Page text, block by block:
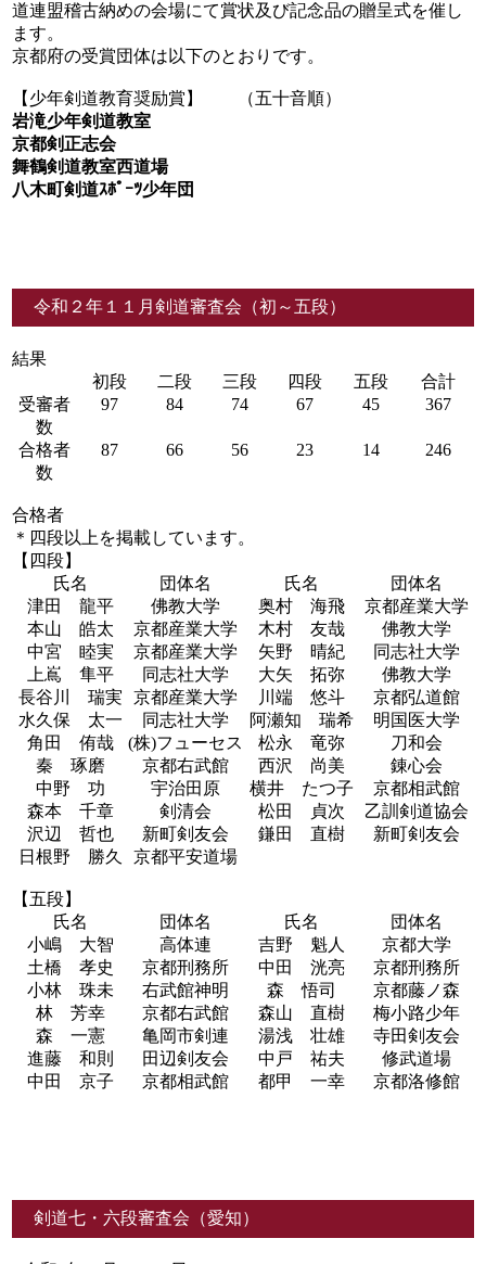
道連盟稽古納めの会場にて賞状及び記念品の贈呈式を催し
ます。
京都府の受賞団体は以下のとおりです。
【少年剣道教育奨励賞】 （五十音順）
岩滝少年剣道教室
京都剣正志会
舞鶴剣道教室西道場
八木町剣道ｽﾎﾟｰﾂ少年団
令和２年１１月剣道審査会（初～五段）
結果
初段
二段 三段 四段 五段
合計
受審者
数
97 84 74 67 45 367
合格者
数
87 66 56 23 14 246
合格者
＊四段以上を掲載しています。
【四段】
氏名
団体名 氏名
団体名
津田 龍平
佛教大学 奥村 海飛
京都産業大学
本山 皓太
京都産業大学 木村 友哉
佛教大学
中宮 睦実
京都産業大学 矢野 晴紀
同志社大学
上嶌 隼平
同志社大学 大矢 拓弥
佛教大学
長谷川 瑞実
京都産業大学 川端 悠斗
京都弘道館
水久保 太一
同志社大学 阿瀬知 瑞希
明国医大学
角田 侑哉
(株)フューセス 松永 竜弥
刀和会
秦 琢磨
京都右武館 西沢 尚美
錬心会
中野 功
宇治田原 横井 たつ子
京都相武館
森本 千章
剣清会 松田 貞次
乙訓剣道協会
沢辺 哲也
新町剣友会 鎌田 直樹
新町剣友会
日根野 勝久
京都平安道場
【五段】
氏名
団体名 氏名
団体名
小嶋 大智
高体連 吉野 魁人
京都大学
土橋 孝史
京都刑務所 中田 洸亮
京都刑務所
小林 珠未
右武館神明 森 悟司
京都藤ノ森
林 芳幸
京都右武館 森山 直樹
梅小路少年
森 一憲
亀岡市剣連 湯浅 壮雄
寺田剣友会
進藤 和則
田辺剣友会 中戸 祐夫
修武道場
中田 京子
京都相武館 都甲 一幸 京都洛修館
剣道七・六段審査会（愛知）